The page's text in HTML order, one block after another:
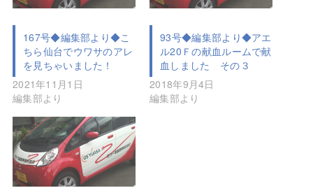
167号◆編集部より◆こ
ちら仙台でウワサのアレ
を見ちゃいました！
2021年11月1日
編集部より
93号◆編集部より◆アエ
ル20Ｆの献血ルームで献
血しました その３
2018年9月4日
編集部より